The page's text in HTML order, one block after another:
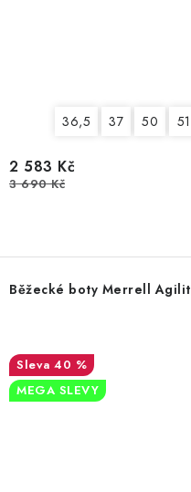
36,5 37 50 51
2 583 Kč
3 690 Kč
Běžecké boty Merrell
40 %
MEGA SLEVY